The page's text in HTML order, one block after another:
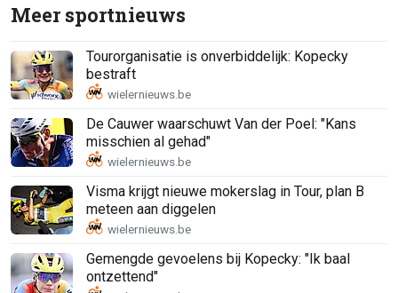
Meer sportnieuws
Tourorganisatie is onverbiddelijk: Kopecky
bestraft
De Cauwer waarschuwt Van der Poel: "Kans
misschien al gehad"
Visma krijgt nieuwe mokerslag in Tour, plan B
meteen aan diggelen
Gemengde gevoelens bij Kopecky: "Ik baal
ontzettend"